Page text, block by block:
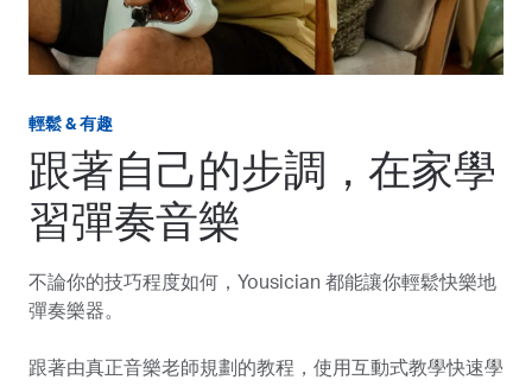
輕鬆 & 有趣
跟著自己的步調，在家學
習彈奏音樂
不論你的技巧程度如何，Yousician 都能讓你輕鬆快樂地
彈奏樂器。
跟著由真正音樂老師規劃的教程，使用互動式教學快速學